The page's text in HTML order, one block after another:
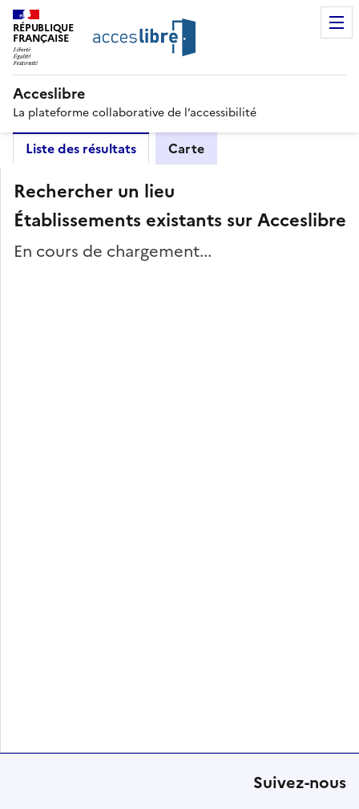
RÉPUBLIQUE
FRANÇAISE
Acceslibre
La plateforme collaborative de l’accessibilité
Liste des résultats Carte
Rechercher un lieu
Établissements existants sur Acceslibre
En cours de chargement...
Suivez-nous